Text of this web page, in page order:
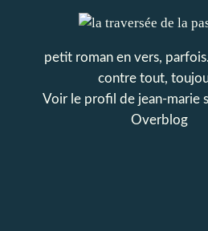
petit roman en vers,
contre tout,
Voir le profil de jean-marie
Overblog